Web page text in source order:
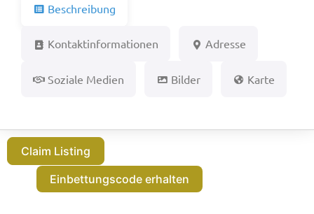
Beschreibung
Kontaktinformationen Adresse
Soziale Medien Bilder Karte
Claim Listing
Einbettungscode erhalten